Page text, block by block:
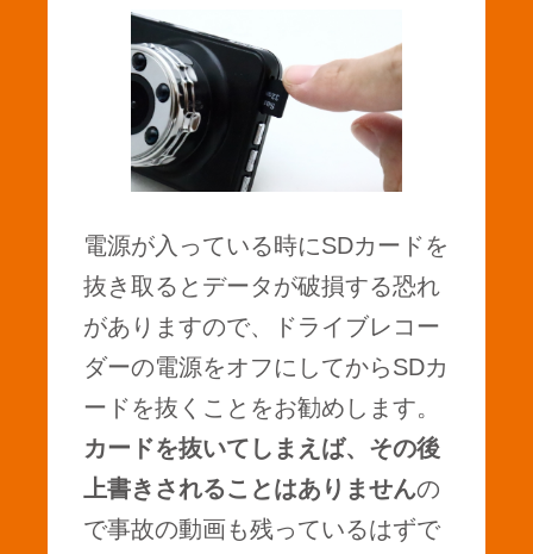
電源が入っている時にSDカードを
抜き取るとデータが破損する恐れ
がありますので、ドライブレコー
ダーの電源をオフにしてからSDカ
ードを抜くことをお勧めします。
カードを抜いてしまえば、その後
上書きされることはありませんの
で事故の動画も残っているはずで